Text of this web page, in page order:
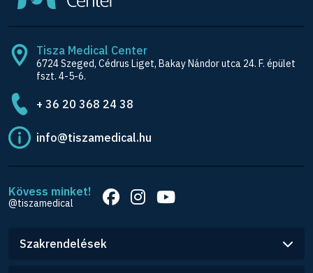
Tisza Medical Center
6724 Szeged, Cédrus Liget, Bakay Nándor utca 24. F. épület
fszt. 4-5-6.
+ 36 20 368 24 38
info@tiszamedical.hu
Kövess minket!
@tiszamedical
Szakrendelések